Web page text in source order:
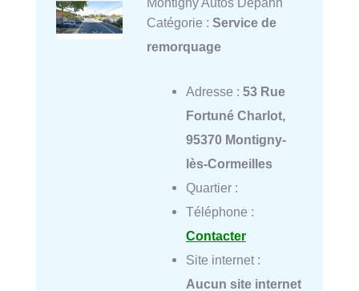
Catégorie : Service de
remorquage
Adresse : 53 Rue
Fortuné Charlot,
95370 Montigny-
lès-Cormeilles
Quartier :
Téléphone :
Contacter
Site internet :
Aucun site internet